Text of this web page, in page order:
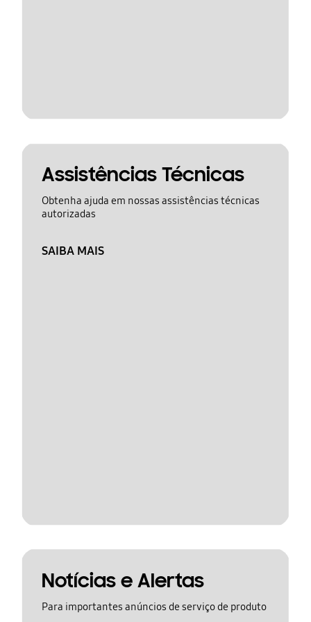
Assistências Técnicas
Obtenha ajuda em nossas assistências técnicas
autorizadas
SAIBA MAIS
Notícias e Alertas
Para importantes anúncios de serviço de produto